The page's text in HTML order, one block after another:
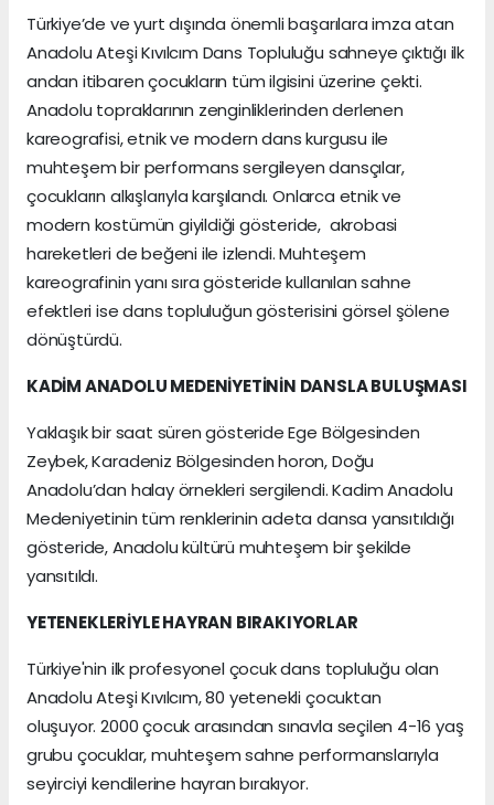
Türkiye’de ve yurt dışında önemli başarılara imza atan
Anadolu Ateşi Kıvılcım Dans Topluluğu sahneye çıktığı ilk
andan itibaren çocukların tüm ilgisini üzerine çekti.
Anadolu topraklarının zenginliklerinden derlenen
kareografisi, etnik ve modern dans kurgusu ile
muhteşem bir performans sergileyen dansçılar,
çocukların alkışlarıyla karşılandı. Onlarca etnik ve
modern kostümün giyildiği gösteride, akrobasi
hareketleri de beğeni ile izlendi. Muhteşem
kareografinin yanı sıra gösteride kullanılan sahne
efektleri ise dans topluluğun gösterisini görsel şölene
dönüştürdü.
KADİM ANADOLU MEDENİYETİNİN DANSLA BULUŞMASI
Yaklaşık bir saat süren gösteride Ege Bölgesinden
Zeybek, Karadeniz Bölgesinden horon, Doğu
Anadolu’dan halay örnekleri sergilendi. Kadim Anadolu
Medeniyetinin tüm renklerinin adeta dansa yansıtıldığı
gösteride, Anadolu kültürü muhteşem bir şekilde
yansıtıldı.
YETENEKLERİYLE HAYRAN BIRAKIYORLAR
Türkiye'nin ilk profesyonel çocuk dans topluluğu olan
Anadolu Ateşi Kıvılcım, 80 yetenekli çocuktan
oluşuyor. 2000 çocuk arasından sınavla seçilen 4-16 yaş
grubu çocuklar, muhteşem sahne performanslarıyla
seyirciyi kendilerine hayran bırakıyor.